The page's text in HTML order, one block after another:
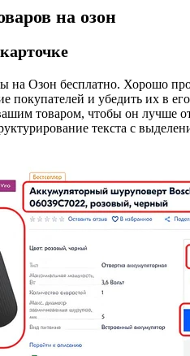
на озон
на Озон бесплатно. Хорошо
покупателей и убедить их в
товаром, чтобы он лучше
текста с